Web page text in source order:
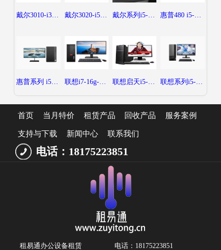
戴尔3010-i3-8g-128g-19-50元每月 戴尔3020-i5-8g-128+500-19-65元每月 戴尔系列i5-8-256-21.5-80元每月 惠普480 i5-8g-128+500-19-65元每月
惠普系列 i5-8g-256g-21.5-80元每月 联想i7-16g-512g-24-150元每月 联想启天i5-8g-256g-21.5-80每月 联想系列i5-16g-512g-24-120元每月
首页 当月特价 租赁产品 回收产品 服务案例
支持与下载 新闻中心 联系我们
电话：18175223851
租易通办公设备租赁 电话：18175223851